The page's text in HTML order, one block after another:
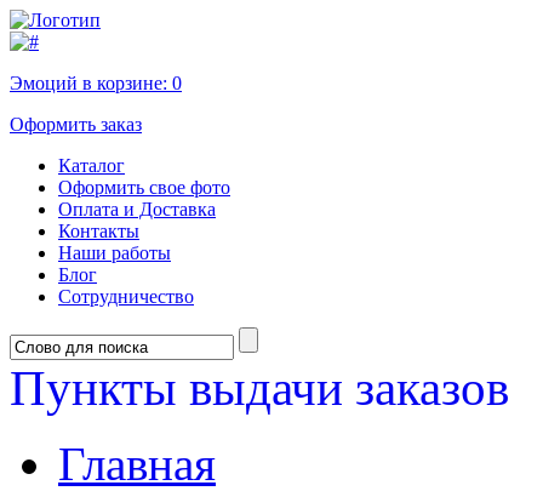
Эмоций в корзине: 0
Оформить заказ
Каталог
Оформить свое фото
Оплата и Доставка
Контакты
Наши работы
Блог
Сотрудничество
Пункты выдачи заказов
Главная